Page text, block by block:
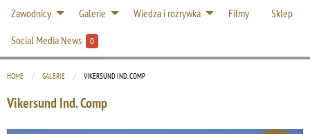
Zawodnicy
Galerie Wiedza i rozrywka Filmy
Sklep
Social Media News
0
HOME GALERIE CURRENT:
VIKERSUND IND. COMP
Vikersund Ind. Comp